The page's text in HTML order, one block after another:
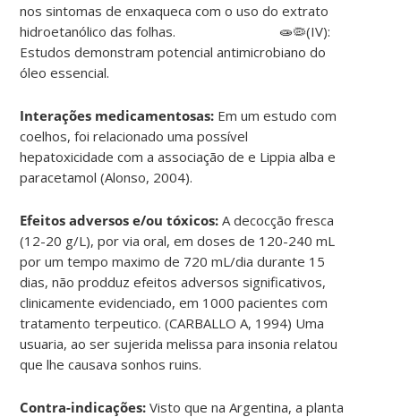
nos sintomas de enxaqueca com o uso do extrato
hidroetanólico das folhas. 🧫🦠(IV):
Estudos demonstram potencial antimicrobiano do
óleo essencial.
Interações medicamentosas: Em um estudo com
coelhos, foi relacionado uma possível
hepatoxicidade com a associação de e Lippia alba e
paracetamol (Alonso, 2004).
Efeitos adversos e/ou tóxicos: A decocção fresca
(12-20 g/L), por via oral, em doses de 120-240 mL
por um tempo maximo de 720 mL/dia durante 15
dias, não prodduz efeitos adversos significativos,
clinicamente evidenciado, em 1000 pacientes com
tratamento terpeutico. (CARBALLO A, 1994) Uma
usuaria, ao ser sujerida melissa para insonia relatou
que lhe causava sonhos ruins.
Contra-indicações:Visto que na Argentina, a planta